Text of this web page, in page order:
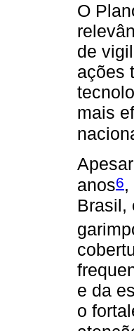
O
de
ações
mais
anos6,
Brasil,
e da
o